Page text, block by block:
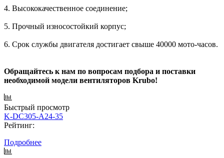
4. Высококачественное соединение;
5. Прочный износостойкий корпус;
6. Срок службы двигателя достигает свыше 40000 мото-часов.
Обращайтесь к нам по вопросам подбора и поставки
необходимой модели вентиляторов Krubo!
Быстрый просмотр
K-DC305-A24-35
Рейтинг:
Подробнее